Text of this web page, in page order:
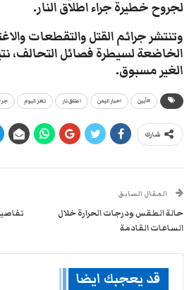
لجروح خطيرة جراء اطلاق النار.
وتنتشر جرائم القتل والتقطعات
الخاضعة لسيطرة فصائل التحالف،
الغير مسبوق.
#أبين اخبار اليمن اطلاق نار تعز اليوم
شارك
المقال السابق
حالة الطقس ودرجات الحرارة خلال
الساعات القادمة
قد يعجبك ايضا